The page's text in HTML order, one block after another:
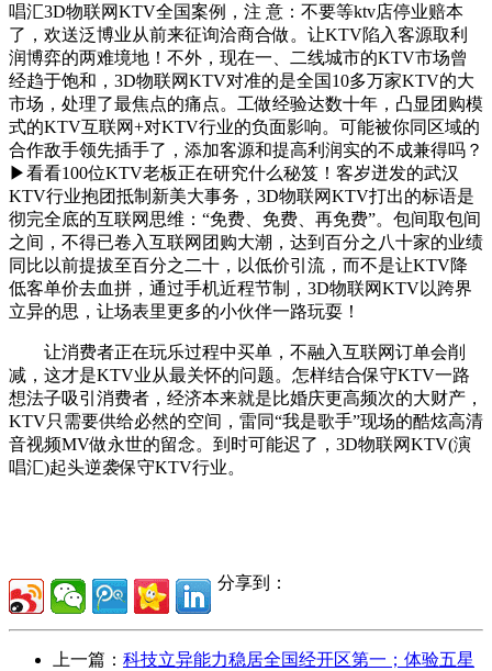
唱汇3D物联网KTV全国案例，注 意：不要等ktv店停业赔本
了，欢送泛博业从前来征询洽商合做。让KTV陷入客源取利
润博弈的两难境地！不外，现在一、二线城市的KTV市场曾
经趋于饱和，3D物联网KTV对准的是全国10多万家KTV的大
市场，处理了最焦点的痛点。工做经验达数十年，凸显团购模
式的KTV互联网+对KTV行业的负面影响。可能被你同区域的
合作敌手领先插手了，添加客源和提高利润实的不成兼得吗？
▶看看100位KTV老板正在研究什么秘笈！客岁迸发的武汉
KTV行业抱团抵制新美大事务，3D物联网KTV打出的标语是
彻完全底的互联网思维：“免费、免费、再免费”。包间取包间
之间，不得已卷入互联网团购大潮，达到百分之八十家的业绩
同比以前提拔至百分之二十，以低价引流，而不是让KTV降
低客单价去血拼，通过手机近程节制，3D物联网KTV以跨界
立异的思，让场表里更多的小伙伴一路玩耍！
让消费者正在玩乐过程中买单，不融入互联网订单会削
减，这才是KTV业从最关怀的问题。怎样结合保守KTV一路
想法子吸引消费者，经济本来就是比婚庆更高频次的大财产，
KTV只需要供给必然的空间，雷同“我是歌手”现场的酷炫高清
音视频MV做永世的留念。到时可能迟了，3D物联网KTV(演
唱汇)起头逆袭保守KTV行业。
分享到：
上一篇： 科技立异能力稳居全国经开区第一；体验五星